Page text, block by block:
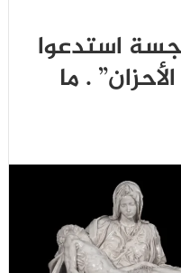
استدعوا
. ما